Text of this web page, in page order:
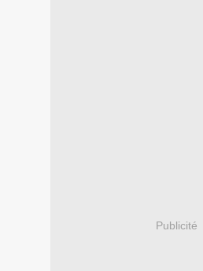
Publicité